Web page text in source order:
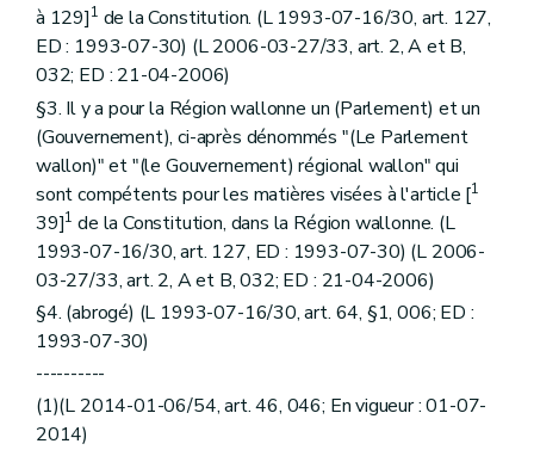
Art. 28 bis
Art. 28ter
Art. 28quater
Sous-section 5
Art. 29
Art. 29bis
Art. 29ter
Art. 29quater
Art. 29quinquies
Art. 29
sexies
Art. 29septies
Art. 29 octies
Art. 29octies1
Art. 29 nonies
Art. 29nonies1
Art. 29
Sous-section 6
Art. 30
à 129]1 de la Constitution. (L 1993-07-16/30, art. 127,
ED : 1993-07-30) (L 2006-03-27/33, art. 2, A et B,
032; ED : 21-04-2006)
§3. Il y a pour la Région wallonne un (Parlement) et un
(Gouvernement), ci-après dénommés "(Le Parlement
wallon)" et "(le Gouvernement) régional wallon" qui
sont compétents pour les matières visées à l'article [1
39]1 de la Constitution, dans la Région wallonne. (L
1993-07-16/30, art. 127, ED : 1993-07-30) (L 2006-
03-27/33, art. 2, A et B, 032; ED : 21-04-2006)
§4. (abrogé) (L 1993-07-16/30, art. 64, §1, 006; ED :
1993-07-30)
----------
(1)(L 2014-01-06/54, art. 46, 046; En vigueur : 01-07-
2014)